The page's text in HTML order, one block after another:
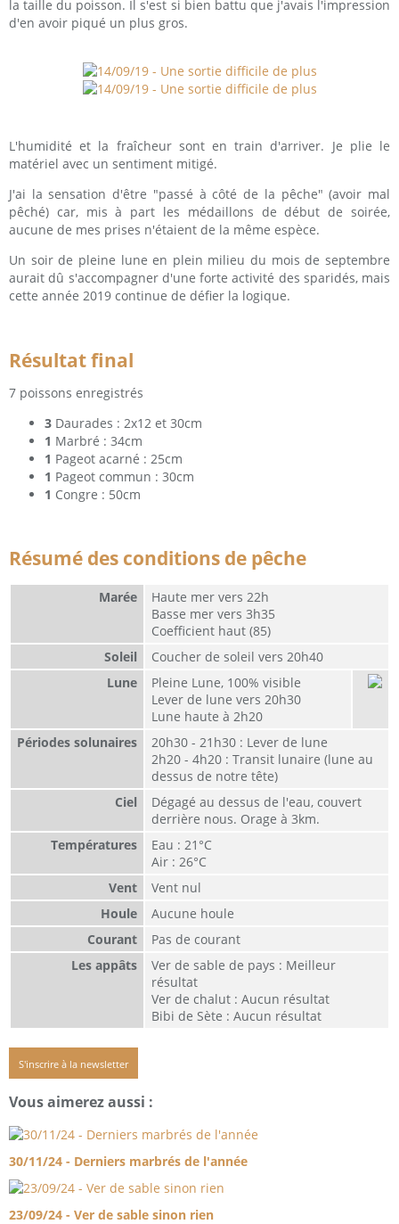
la taille du poisson. Il s'est si bien battu que j'avais l'impression
d'en avoir piqué un plus gros.
L'humidité et la fraîcheur sont en train d'arriver. Je plie le
matériel avec un sentiment mitigé.
J'ai la sensation d'être "passé à côté de la pêche" (avoir mal
pêché) car, mis à part les médaillons de début de soirée,
aucune de mes prises n'étaient de la même espèce.
Un soir de pleine lune en plein milieu du mois de septembre
aurait dû s'accompagner d'une forte activité des sparidés, mais
cette année 2019 continue de défier la logique.
Résultat final
7 poissons enregistrés
3 Daurades : 2x12 et 30cm
1 Marbré : 34cm
1 Pageot acarné : 25cm
1 Pageot commun : 30cm
1 Congre : 50cm
Résumé des conditions de pêche
Marée
Haute mer vers 22h
Basse mer vers 3h35
Coefficient haut (85)
Soleil
Coucher de soleil vers 20h40
Lune
Pleine Lune, 100% visible
Lever de lune vers 20h30
Lune haute à 2h20
Périodes solunaires
20h30 - 21h30 : Lever de lune
2h20 - 4h20 : Transit lunaire (lune au
dessus de notre tête)
Ciel
Dégagé au dessus de l'eau, couvert
derrière nous. Orage à 3km.
Températures
Eau : 21°C
Air : 26°C
Vent
Vent nul
Houle
Aucune houle
Courant
Pas de courant
Les appâts
Ver de sable de pays : Meilleur
résultat
Ver de chalut : Aucun résultat
Bibi de Sète : Aucun résultat
S'inscrire à la newsletter
Vous aimerez aussi :
30/11/24 - Derniers marbrés de l'année
23/09/24 - Ver de sable sinon rien